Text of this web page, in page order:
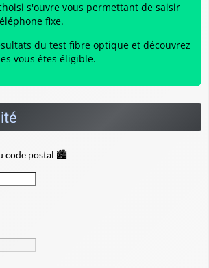
s'ouvre vous permettant de saisir
fixe.
du test fibre optique et découvrez
vous êtes éligible.
code postal 🏙️